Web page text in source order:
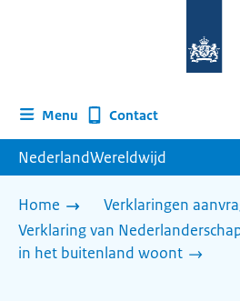
homepage
Menu Contact
NederlandWereldwijd
Home
Verklaringen
Verklaring van
in het buitenland woont